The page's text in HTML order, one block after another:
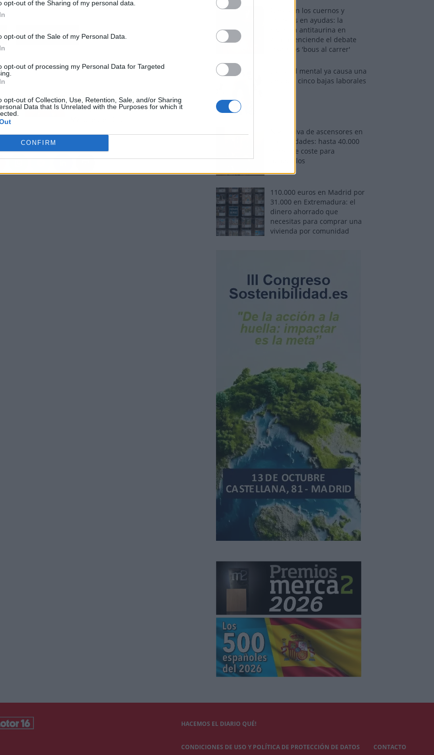
opt-out of the Sharing of my personal data.
opt-out of the Sale of my Personal Data.
opt-out of processing my Personal Data for Targeted
opt-out of Collection, Use, Retention, Sale, and/or Sharing
Data that Is Unrelated with the Purposes for which it
CONFIRM
Siguiente
Julián Álvarez puede atraer al
Atlético a un mega crack del
Fuego en los cuernos y
millones en ayudas: la
rebelión antitaurina en
Alfafar enciende el debate
sobre los 'bous al carrer'
La salud mental ya causa una
de cada cinco bajas laborales
Normativa de ascensores en
comunidades: hasta 40.000
euros de coste para
adaptarlos
110.000 euros en Madrid por
31.000 en Extremadura: el
dinero ahorrado que
necesitas para comprar una
vivienda por comunidad
HACEMOS EL DIARIO QUÉ!
CONDICIONES DE USO Y POLÍTICA DE PROTECCIÓN DE DATOS CONTACTO